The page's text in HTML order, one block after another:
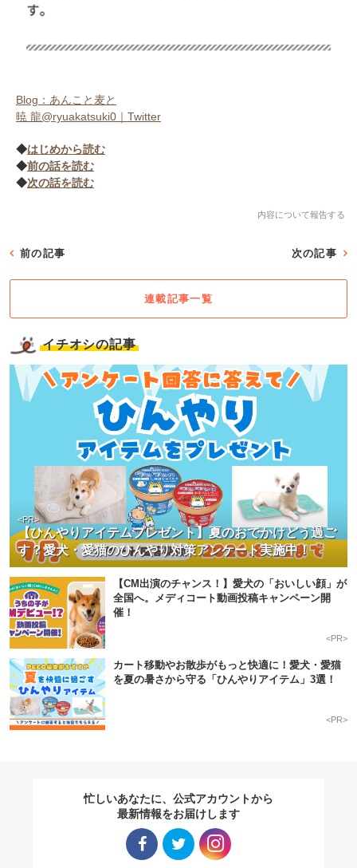
Blog：あんこと麦と
暁 龍@ryuakatsuki0｜Twitter
◆はじめから読む
◆前の話を読む
◆次の話を読む
内容について報告する
前の記事 次の記事
連載記事一覧
イチオシの記事
【ひんやりアイテムプレゼント】夏のおでかけどう過ご
す？愛犬・愛猫のひんやり対策アンケート実施中！
<PR>
【CM出演のチャンス！】愛犬の「おいしい顔」が
全国へ。メディコート動画投稿キャンペーン開
催！
<PR>
カート移動やお散歩がもっと快適に！愛犬・愛猫
を夏の暑さから守る「ひんやりアイテム」3選！
<PR>
忙しいあなたに、公式アカウントから
最新情報をお届けします